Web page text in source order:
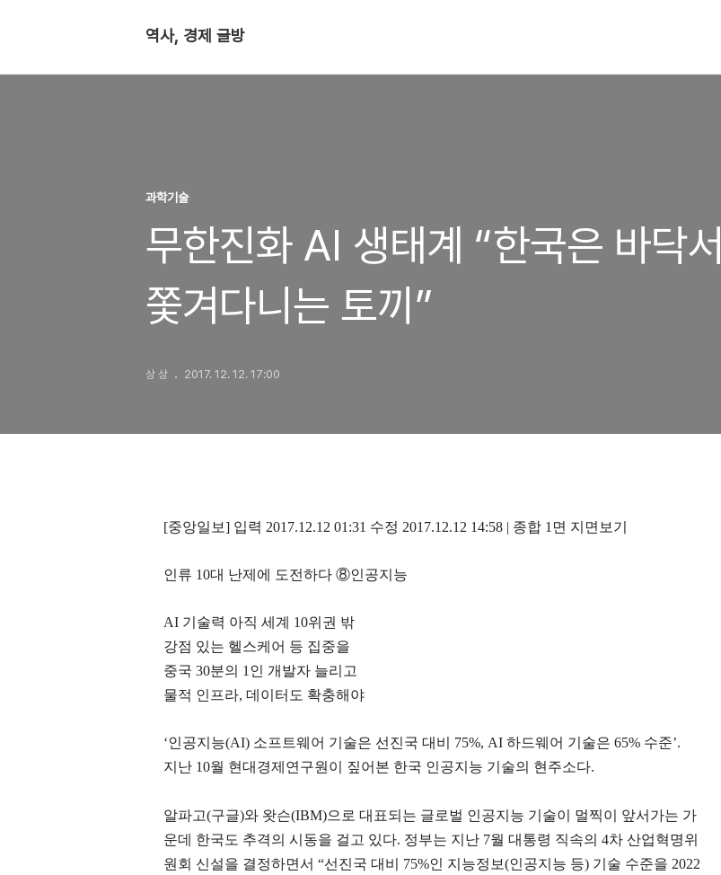
역사, 경제 글방
과학기술
무한진화 AI 생태계 “한국은 바닥서
쫓겨다니는 토끼”
상 상 2017. 12. 12. 17:00
[중앙일보] 입력 2017.12.12 01:31 수정 2017.12.12 14:58 | 종합 1 면 지면보기
인류 10대 난제에 도전하다 ⑧인공지능
AI 기술력 아직 세계 10위권 밖
강점 있는 헬스케어 등 집중을
중국 30분의 1 인 개발자 늘리고
물적 인프라, 데이터도 확충해야
‘인공지능(AI) 소프트웨어 기술은 선진국 대비 75%, AI 하드웨어 기술은 65% 수준’.
지난 10월 현대경제연구원이 짚어본 한국 인공지능 기술의 현주소다.
알파고(구글)와 왓슨(IBM)으로 대표되는 글로벌 인공지능 기술이 멀찍이 앞서가는 가
운데 한국도 추격의 시동을 걸고 있다. 정부는 지난 7월 대통령 직속의 4차 산업혁명위
원회 신설을 결정하면서 “선진국 대비 75%인 지능정보(인공지능 등) 기술 수준을 2022